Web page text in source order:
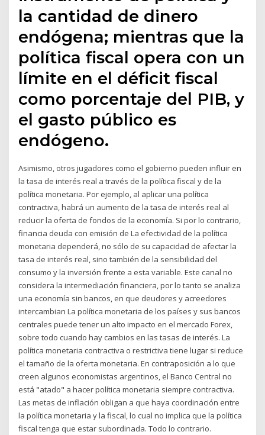
la cantidad de dinero
endógena; mientras que la
política fiscal opera con un
límite en el déficit fiscal
como porcentaje del PIB, y
el gasto público es
endógeno.
Asimismo, otros jugadores como el gobierno pueden influir en
la tasa de interés real a través de la política fiscal y de la
política monetaria. Por ejemplo, al aplicar una política
contractiva, habrá un aumento de la tasa de interés real al
reducir la oferta de fondos de la economía. Si por lo contrario,
financia deuda con emisión de La efectividad de la política
monetaria dependerá, no sólo de su capacidad de afectar la
tasa de interés real, sino también de la sensibilidad del
consumo y la inversión frente a esta variable. Este canal no
considera la intermediación financiera, por lo tanto se analiza
una economía sin bancos, en que deudores y acreedores
intercambian La política monetaria de los países y sus bancos
centrales puede tener un alto impacto en el mercado Forex,
sobre todo cuando hay cambios en las tasas de interés. La
política monetaria contractiva o restrictiva tiene lugar si reduce
el tamaño de la oferta monetaria. En contraposición a lo que
creen algunos economistas argentinos, el Banco Central no
está "atado" a hacer política monetaria siempre contractiva.
Las metas de inflación obligan a que haya coordinación entre
la política monetaria y la fiscal, lo cual no implica que la política
fiscal tenga que estar subordinada. Todo lo contrario.